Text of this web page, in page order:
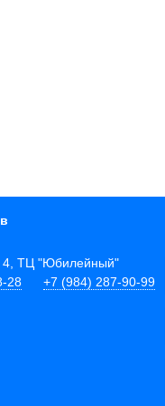
4, ТЦ "Юбилейный"
28
+7 (984) 287-90-99